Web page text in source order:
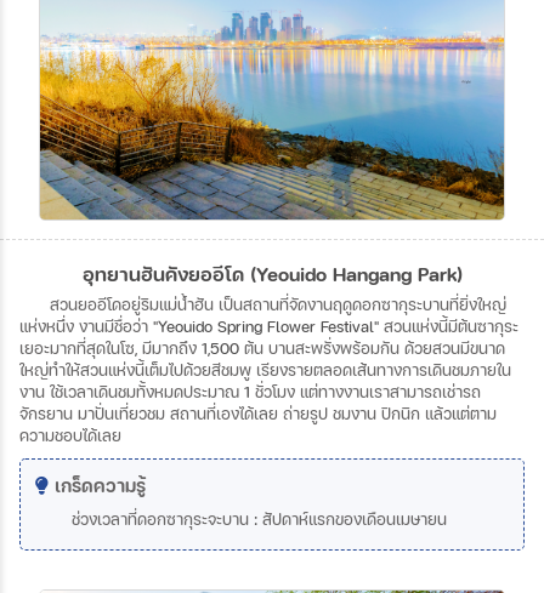
อุทยานฮันคังยออีโด (Yeouido Hangang Park)
สวนยออีโดอยู่ริมแม่น้ำฮัน เป็นสถานที่จัดงานฤดูดอกซากุระบานที่ยิ่งใหญ่
แห่งหนึ่ง งานมีชื่อว่า "Yeouido Spring Flower Festival" สวนแห่งนี้มีต้นซากุระ
เยอะมากที่สุดในโซ มีมากถึง 1,500 ต้น บานสะพรั่งพร้อมกัน ด้วยสวนมีขนาด
ใหญ่ทำให้สวนแห่งนี้เต็มไปด้วยสีชมพู เรียงรายตลอดเส้นทางการเดินชมภายใน
งาน ใช้เวลาเดินชมทั้งหมดประมาณ 1 ชั่วโมง แต่ทางงานเราสามารถเช่ารถ
จักรยาน มาปั่นเที่ยวชม สถานที่เองได้เลย ถ่ายรูป ชมงาน ปิกนิก แล้วแต่ตาม
ความชอบได้เลย
เกร็ดความรู้
ช่วงเวลาที่ดอกซากุระจะบาน : สัปดาห์แรกของเดือนเมษายน